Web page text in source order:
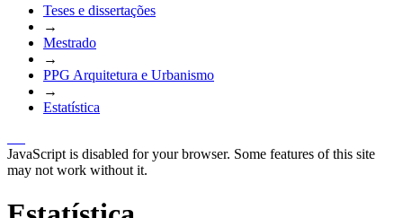
Teses e dissertações
→
Mestrado
→
PPG Arquitetura e Urbanismo
→
Estatística
JavaScript is disabled for your browser. Some features of this site
may not work without it.